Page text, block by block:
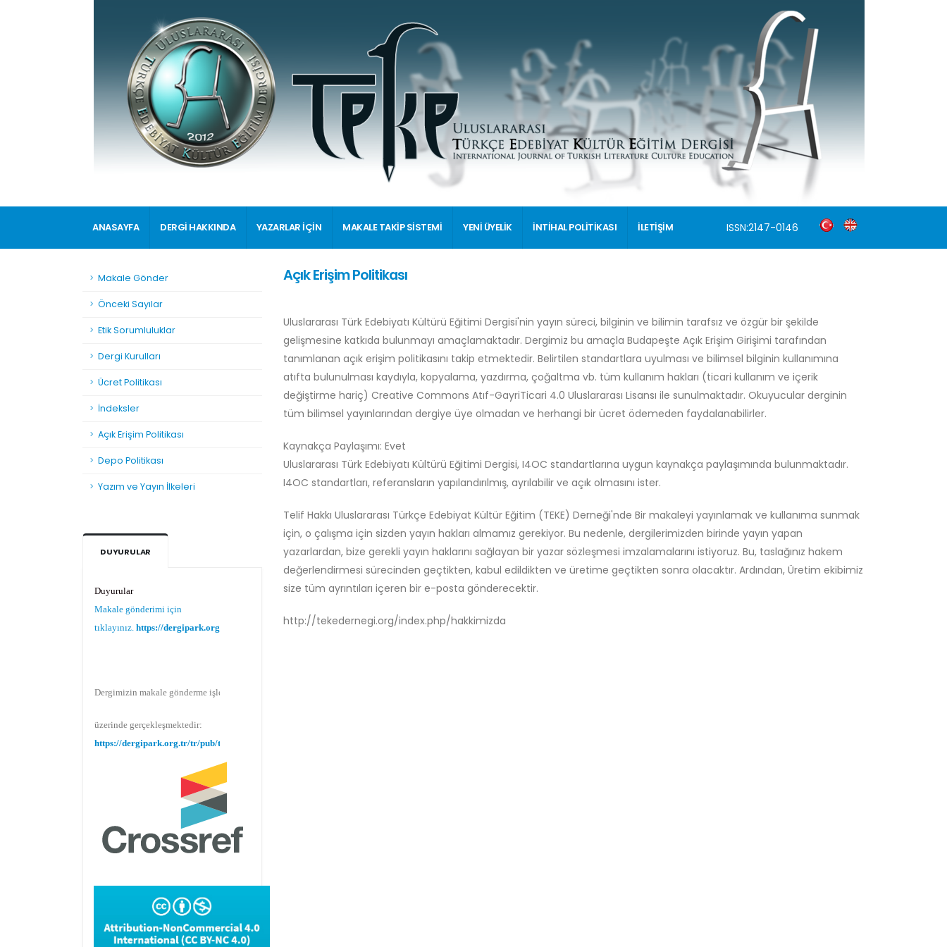
ANASAYFA DERGİ HAKKINDA YAZARLAR İÇİN MAKALE TAKİP SİSTEMİ YENİ ÜYELİK İNTİHAL POLİTİKASI İLETİŞİM ISSN:2147-0146
Makale Gönder
Önceki Sayılar
Etik Sorumluluklar
Dergi Kurulları
Ücret Politikası
İndeksler
Açık Erişim Politikası
Depo Politikası
Yazım ve Yayın İlkeleri
DUYURULAR
Makale gönderimi için
tıklayınız. https://dergipark.org.tr/tr/pub/teke
https://dergipark.org.tr/tr/pub/teke
Makale gönderimi için Dergipark sitemizi
https://dergipark.org.tr/tr/pub/teke
TR DIZIN 2020 Etik Kriterleri kapsamında,
dergimize 2020 yılında gönderilen ve
gönderilecek olan yayınlar için Etik Kurul
Açık Erişim Politikası
Uluslararası Türk Edebiyatı Kültürü Eğitimi Dergisi'nin yayın süreci, bilginin ve bilimin tarafsız ve özgür bir şekilde
gelişmesine katkıda bulunmayı amaçlamaktadır. Dergimiz bu amaçla Budapeşte Açık Erişim Girişimi tarafından
tanımlanan açık erişim politikasını takip etmektedir. Belirtilen standartlara uyulması ve bilimsel bilginin kullanımına
atıfta bulunulması kaydıyla, kopyalama, yazdırma, çoğaltma vb. tüm kullanım hakları (ticari kullanım ve içerik
değiştirme hariç) Creative Commons Atıf-GayriTicari 4.0 Uluslararası Lisansı ile sunulmaktadır. Okuyucular derginin
tüm bilimsel yayınlarından dergiye üye olmadan ve herhangi bir ücret ödemeden faydalanabilirler.
Kaynakça Paylaşımı: Evet
Uluslararası Türk Edebiyatı Kültürü Eğitimi Dergisi, I4OC standartlarına uygun kaynakça paylaşımında bulunmaktadır.
I4OC standartları, referansların yapılandırılmış, ayrılabilir ve açık olmasını ister.
Telif Hakkı Uluslararası Türkçe Edebiyat Kültür Eğitim (TEKE) Derneği'nde Bir makaleyi yayınlamak ve kullanıma sunmak
için, o çalışma için sizden yayın hakları almamız gerekiyor. Bu nedenle, dergilerimizden birinde yayın yapan
yazarlardan, bize gerekli yayın haklarını sağlayan bir yazar sözleşmesi imzalamalarını istiyoruz. Bu, taslağınız hakem
değerlendirmesi sürecinden geçtikten, kabul edildikten ve üretime geçtikten sonra olacaktır. Ardından, Üretim ekibimiz
size tüm ayrıntıları içeren bir e-posta gönderecektir.
http://tekedernegi.org/index.php/hakkimizda